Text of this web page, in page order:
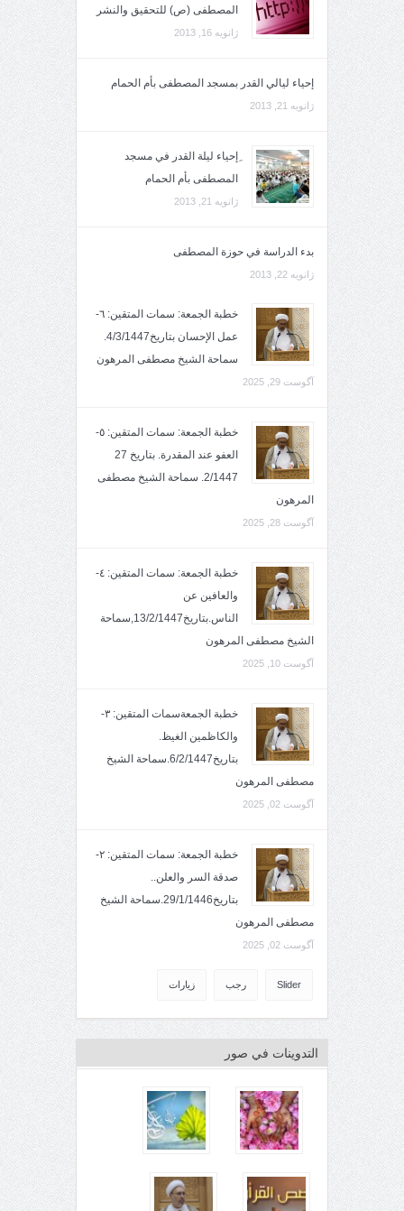
المصطفى (ص) للتحقيق والنشر
ژانویه 16, 2013
إحياء ليالي القدر بمسجد المصطفى بأم الحمام
ژانویه 21, 2013
ِإحياء ليلة القدر في مسجد
المصطفى بأم الحمام
ژانویه 21, 2013
بدء الدراسة في حوزة المصطفى
ژانویه 22, 2013
خطبة الجمعة: سمات المتقين: ٦-
عمل الإحسان بتاريخ4/3/1447.
سماحة الشيخ مصطفى المرهون
آگوست 29, 2025
خطبة الجمعة: سمات المتقين: ٥-
العفو عند المقدرة. بتاريخ 27
2/1447. سماحة الشيخ مصطفى
المرهون
آگوست 28, 2025
خطبة الجمعة: سمات المتقين: ٤-
والعافين عن
الناس.بتاريخ13/2/1447,سماحة
الشيخ مصطفى المرهون
آگوست 10, 2025
خطبة الجمعةسمات المتقين: ٣-
والكاظمين الغيظ.
بتاريخ6/2/1447.سماحة الشيخ
مصطفى المرهون
آگوست 02, 2025
خطبة الجمعة: سمات المتقين: ٢-
صدقة السر والعلن..
بتاريخ29/1/1446.سماحة الشيخ
مصطفى المرهون
آگوست 02, 2025
Slider رجب زيارات
التدوينات في صور